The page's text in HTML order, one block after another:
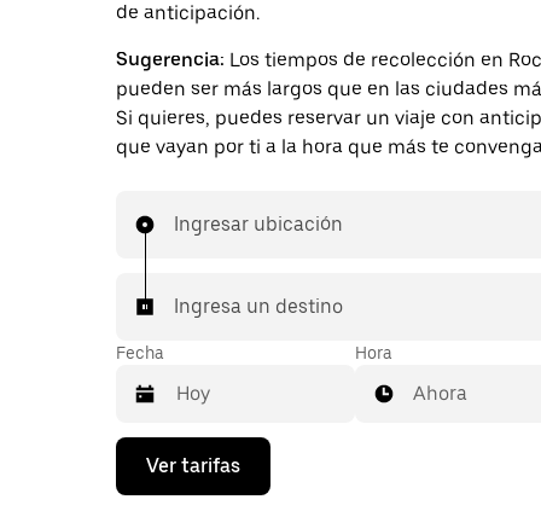
de anticipación.
Sugerencia: Los tiempos de recolección en
pueden ser más largos que en las ciudades
Si quieres, puedes reservar un viaje con
que vayan por ti a la hora que más te
Ingresar ubicación
Ingresa un destino
Fecha
Presiona
flecha
Hora
Ahora
Ver tarifas